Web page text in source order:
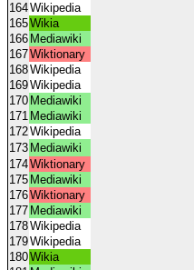
164Wikipedia
165Wikia
166 Mediawiki
167Wiktionary
168Wikipedia
169Wikipedia
170 Mediawiki
171 Mediawiki
172Wikipedia
173 Mediawiki
174Wiktionary
175 Mediawiki
176Wiktionary
177 Mediawiki
178Wikipedia
179Wikipedia
180Wikia